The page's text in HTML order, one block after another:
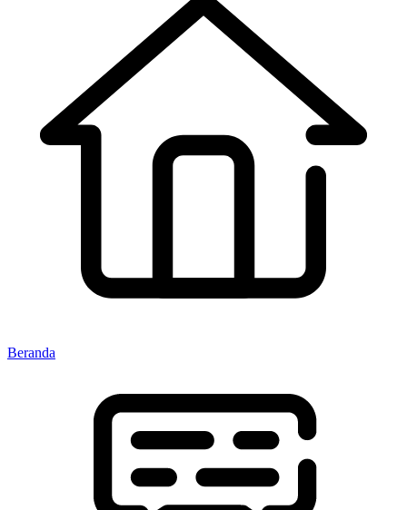
Beranda